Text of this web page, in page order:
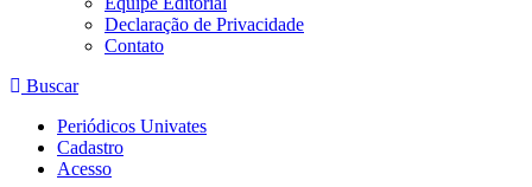
Declaração de Privacidade
Contato
Buscar
Periódicos Univates
Cadastro
Acesso